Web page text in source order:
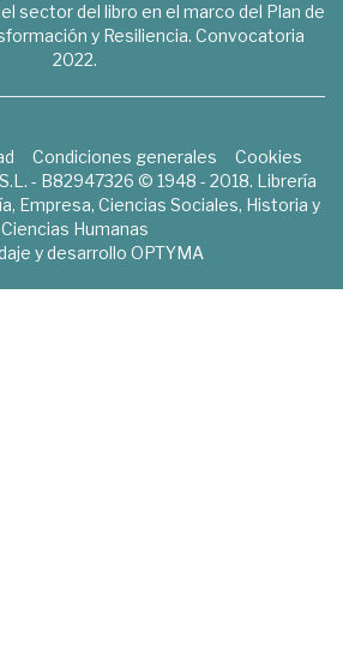
sector del libro en el marco del Plan de
y Resiliencia. Convocatoria
2022.
Condiciones generales
Cookies
- B82947326 © 1948 - 2018. Librería
Empresa, Ciencias Sociales, Historia y
Ciencias Humanas
y desarrollo OPTYMA